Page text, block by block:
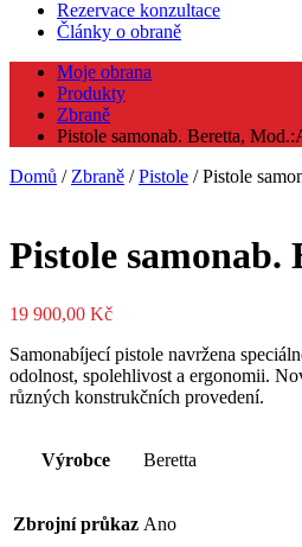
Rezervace konzultace
Články o obraně
Moje obrana
Produkty
Zbraně
Pistole samonab. Beretta,
Domů / Zbraně /Pistole / Pistole
Pistole
19 900,00 Kč
Samonabíjecí pistole navržena
odolnost, spolehlivost a ergonomii.
různých konstrukčních provedení.
Výrobce Beretta
Zbrojní průkaz Ano